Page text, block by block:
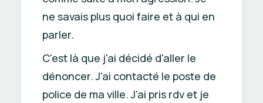
ne savais plus quoi faire et à qui en
parler.
C'est là que j'ai décidé d'aller le
dénoncer. J'ai contacté le poste de
police de ma ville. J'ai pris rdv et je